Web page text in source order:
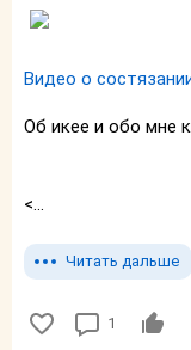
Видео о
Об икее и обо мне
<...
Читать дальше
1